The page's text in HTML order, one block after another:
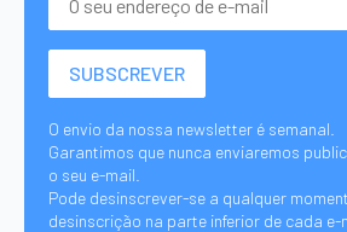
O envio da nossa newsletter é semanal.
Garantimos que nunca enviaremos
o seu e-mail.
Pode desinscrever-se a qualquer
desinscrição na parte inferior de cada e-